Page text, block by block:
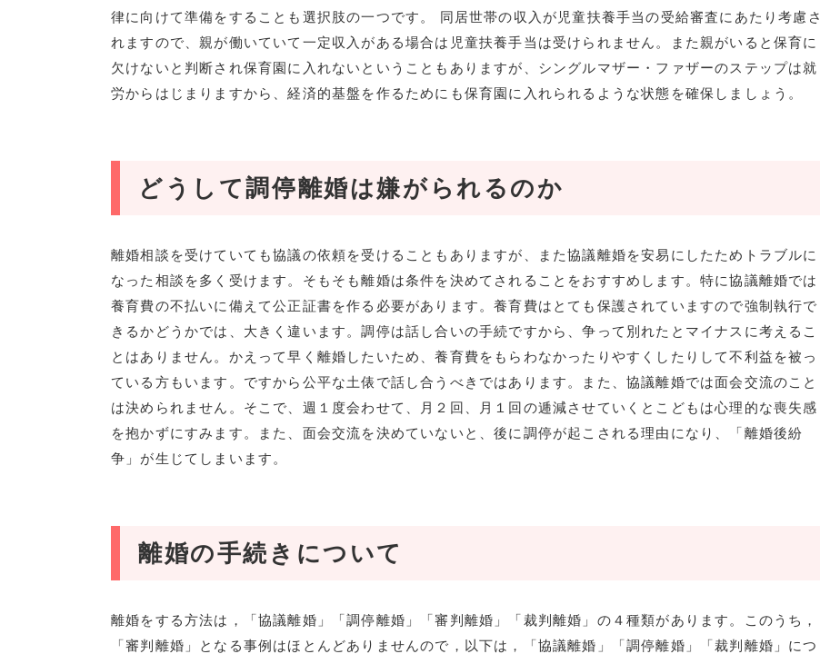
律に向けて準備をすることも選択肢の一つです。 同居世帯の収入が児童扶養手当の受給審査にあたり考慮さ
れますので、親が働いていて一定収入がある場合は児童扶養手当は受けられません。また親がいると保育に
欠けないと判断され保育園に入れないということもありますが、シングルマザー・ファザーのステップは就
労からはじまりますから、経済的基盤を作るためにも保育園に入れられるような状態を確保しましょう。
どうして調停離婚は嫌がられるのか
離婚相談を受けていても協議の依頼を受けることもありますが、また協議離婚を安易にしたためトラブルに
なった相談を多く受けます。そもそも離婚は条件を決めてされることをおすすめします。特に協議離婚では
養育費の不払いに備えて公正証書を作る必要があります。養育費はとても保護されていますので強制執行で
きるかどうかでは、大きく違います。調停は話し合いの手続ですから、争って別れたとマイナスに考えるこ
とはありません。かえって早く離婚したいため、養育費をもらわなかったりやすくしたりして不利益を被っ
ている方もいます。ですから公平な土俵で話し合うべきではあります。また、協議離婚では面会交流のこと
は決められません。そこで、週１度会わせて、月２回、月１回の逓減させていくとこどもは心理的な喪失感
を抱かずにすみます。また、面会交流を決めていないと、後に調停が起こされる理由になり、「離婚後紛
争」が生じてしまいます。
離婚の手続きについて
離婚をする方法は，「協議離婚」「調停離婚」「審判離婚」「裁判離婚」の４種類があります。このうち，
「審判離婚」となる事例はほとんどありませんので，以下は，「協議離婚」「調停離婚」「裁判離婚」につ